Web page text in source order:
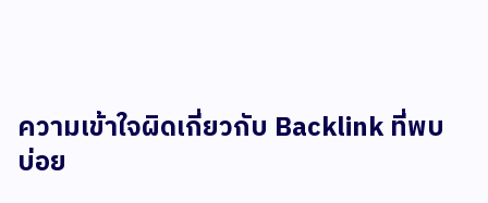
ความเข้าใจผิดเกี่ยวกับ Backlink ที่พบ
บ่อย